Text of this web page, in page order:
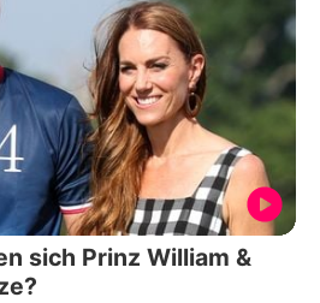
sich Prinz William &